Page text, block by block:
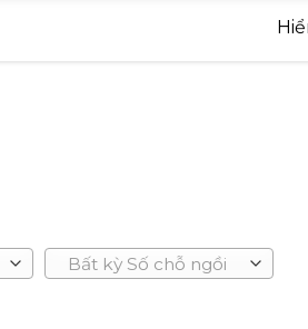
Bất kỳ Số chỗ ngồi